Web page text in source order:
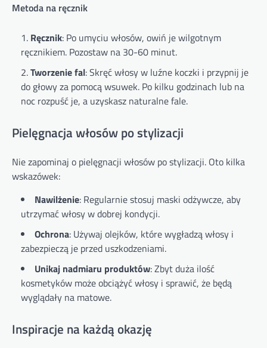
Metoda na ręcznik
Ręcznik: Po umyciu włosów, owiń je wilgotnym
ręcznikiem. Pozostaw na 30-60 minut.
Tworzenie fal: Skręć włosy w luźne koczki i przypnij je
do głowy za pomocą wsuwek. Po kilku godzinach lub na
noc rozpuść je, a uzyskasz naturalne fale.
Pielęgnacja włosów po stylizacji
Nie zapominaj o pielęgnacji włosów po stylizacji. Oto kilka
wskazówek:
Nawilżenie: Regularnie stosuj maski odżywcze, aby
utrzymać włosy w dobrej kondycji.
Ochrona: Używaj olejków, które wygładzą włosy i
zabezpieczą je przed uszkodzeniami.
Unikaj nadmiaru produktów: Zbyt duża ilość
kosmetyków może obciążyć włosy i sprawić, że będą
wyglądały na matowe.
Inspiracje na każdą okazję